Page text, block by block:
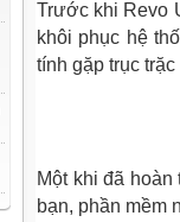
Trước khi Revo
khôi phục hệ
tính gặp trục
Một khi đã
bạn, phần mềm